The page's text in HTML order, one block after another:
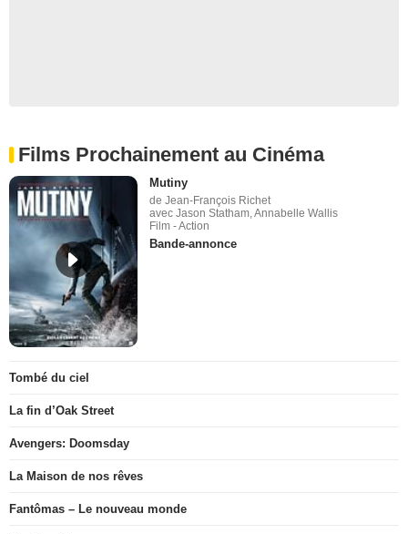
Films Prochainement au Cinéma
Mutiny
de Jean-François Richet
avec Jason Statham, Annabelle Wallis
Film - Action
Bande-annonce
Tombé du ciel
La fin d’Oak Street
Avengers: Doomsday
La Maison de nos rêves
Fantômas – Le nouveau monde